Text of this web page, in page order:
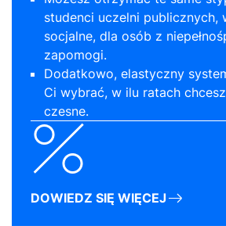
studenci uczelni publicznych,
socjalne, dla osób z
zapomogi.
Dodatkowo, elastyczny
Ci wybrać, w ilu ratach
czesne.
DOWIEDZ SIĘ WIĘCEJ